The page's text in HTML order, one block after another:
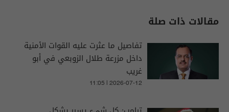
مقالات ذات صلة
تفاصيل ما عثرت عليه القوات الأمنية
داخل مزرعة طلال الزوبعي في أبو
غريب
11:05 | 2026-07-12